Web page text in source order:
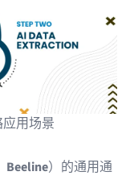
用场景
Beeline）的通用通